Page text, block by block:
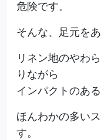
危険です。
そんな、足元を
リネン地のやわ
りながら
インパクトのあ
ほんわかの多い
す。